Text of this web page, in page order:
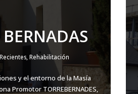
Rehabilitación
y el entorno de la Masía
Promotor TORREBERNADES,